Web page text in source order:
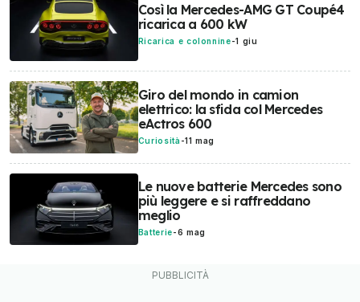
Così la Mercedes-AMG GT Coupé4
ricarica a 600 kW
Ricarica e colonnine-1 giu
Giro del mondo in camion
elettrico: la sfida col Mercedes
eActros 600
Curiosità -11 mag
Le nuove batterie Mercedes sono
più leggere e si raffreddano
meglio
Batterie-6 mag